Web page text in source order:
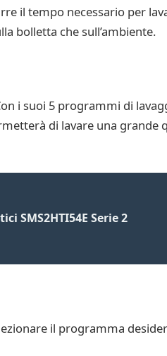
il tempo necessario per
bolletta che sull’ambiente.
i suoi 5 programmi di
di lavare una grande
SMS2HTI54E Serie 2
il programma